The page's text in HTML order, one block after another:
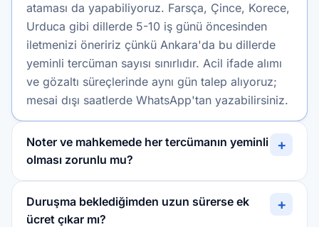
ataması da yapabiliyoruz. Farsça, Çince, Korece,
Urduca gibi dillerde 5-10 iş günü öncesinden
iletmenizi öneririz çünkü Ankara'da bu dillerde
yeminli tercüman sayısı sınırlıdır. Acil ifade alımı
ve gözaltı süreçlerinde aynı gün talep alıyoruz;
mesai dışı saatlerde WhatsApp'tan yazabilirsiniz.
Noter ve mahkemede her tercümanın yeminli
olması zorunlu mu?
+
Duruşma beklediğimden uzun sürerse ek
ücret çıkar mı?
+